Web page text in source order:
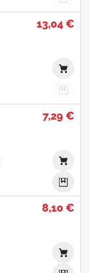
13,04 €
7,29 €
8,10 €